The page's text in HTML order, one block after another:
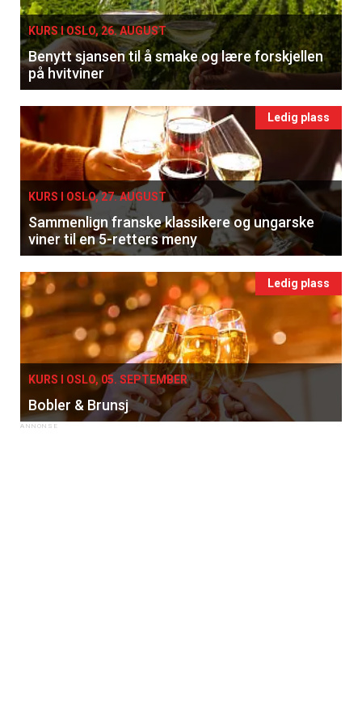
KURS I OSLO, 26. AUGUST
Benytt sjansen til å smake og lære forskjellen
på hvitviner
Ledig plass
KURS I OSLO, 27. AUGUST
Sammenlign franske klassikere og ungarske
viner til en 5-retters meny
Ledig plass
KURS I OSLO, 05. SEPTEMBER
Bobler & Brunsj